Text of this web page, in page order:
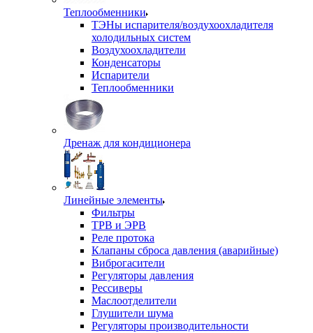
Теплообменники
ТЭНы испарителя/воздухоохладителя
холодильных систем
Воздухоохладители
Конденсаторы
Испарители
Теплообменники
Дренаж для кондиционера
Линейные элементы
Фильтры
ТРВ и ЭРВ
Реле протока
Клапаны сброса давления (аварийные)
Виброгасители
Регуляторы давления
Рессиверы
Маслоотделители
Глушители шума
Регуляторы производительности